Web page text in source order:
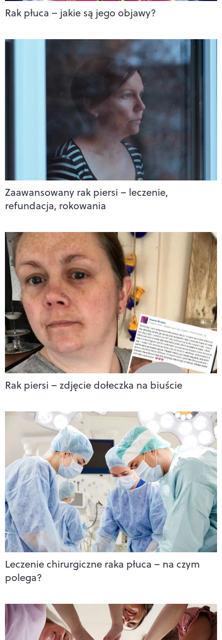
Rak płuca – jakie są jego objawy?
Zaawansowany rak piersi – leczenie,
refundacja, rokowania
Rak piersi – zdjęcie dołeczka na biuście
Leczenie chirurgiczne raka płuca – na czym
polega?